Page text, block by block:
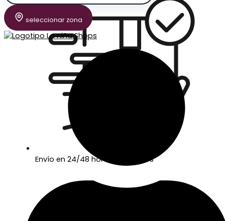
seleccionar zona
Envío en 24/48 horas laborables